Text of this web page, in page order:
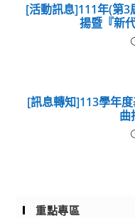
[活動訊息]111年(第3
揚暨『新
[訊息轉知]113學年
曲
重點專區